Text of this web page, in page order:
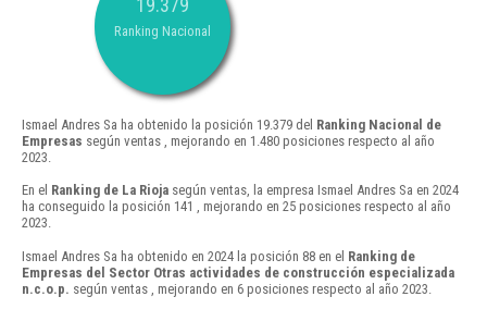
19.379
Ranking Nacional
Ismael Andres Sa ha obtenido la posición 19.379 del Ranking Nacional de
Empresas según ventas , mejorando en 1.480 posiciones respecto al año
2023.
En el Ranking de La Rioja según ventas, la empresa Ismael Andres Sa en 2024
ha conseguido la posición 141 , mejorando en 25 posiciones respecto al año
2023.
Ismael Andres Sa ha obtenido en 2024 la posición 88 en el Ranking de
Empresas del Sector Otras actividades de construcción especializada
n.c.o.p. según ventas , mejorando en 6 posiciones respecto al año 2023.